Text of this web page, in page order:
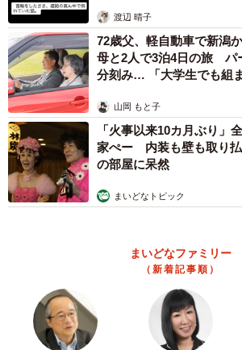
また、けいれんを伴う、呼吸が止まる
にも意識障害のような症状がある場合
時無呼吸症候群など別の病気の可能性
夜中に突然泣き叫ぶわが子を前にする
者も少なくありません。しかし、夜驚
状ではなく、多くは成長とともに落ち
とりで抱え込まず、不安が続く場合は
てはいかがでしょうか。
◆竹内雄毅（たけうち・ゆうき） たけ
医学博士・小児外科専門医。京都府立
員講師。小児科・小児外科診療に従事
や発達支援、地域イベントの企画・運
族を支える地域づくりに取り組んでい
渡辺 晴子
72歳父、軽自動車で新潟
母と2人で3泊4日の旅 パ
分刻み… 「大学生でも組
山岡 もと子
「火事以来10カ月ぶり」
家ぺー 内装も壁も取り
の部屋に呆然
まいどなトピック
まいどなファミリー
（新着記事順）